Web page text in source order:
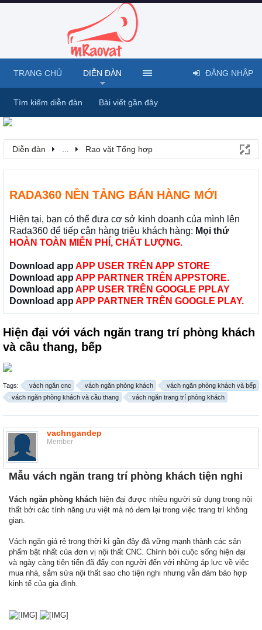
Diễn đàn Rao vặt Tổng hợp
RADA360 NỀN TẢNG BÁN HÀNG MỚI
Hiện tại, bạn có thể đưa cơ sở kinh doanh của mình lên
Rada360 để tiếp cận hàng triệu khách hàng: Mọi thứ
HOÀN TOÀN MIỄN PHÍ, CHẤT LƯỢNG.
Download app APP USER TRÊN APP STORE
Download app APP PARTNER TRÊN APPSTORE.
Download app APP USER TRÊN GOOGLE PPLAY
Download app APP PARTNER TRÊN GOOGLE PLAY.
Hiện đại với vách ngăn trang trí phòng khách
và cầu thang, bếp
Tags: vách ngăn cnc vách ngăn phòng khách
vách ngăn phòng khách và bếp
vách ngăn phòng khách và cầu thang
vách ngăn trang trí phòng khách
vachngandep
Member
Mẫu vách ngăn trang trí phòng khách tiện nghi
Vách ngăn phòng khách hiện đại được nhiều người sử dụng trong nội
thất bởi các tính năng ưu việt mà nó đem lại trong việc trang trí không
gian.
Vách ngăn giá rẻ trong thời kì gần đây đã vững mạnh thành các sản
phẩm bật nhất của đơn vị nội thất CNC. Chính bởi cuộc sống hiện đại
và ngày càng tiên tiến đã đẩy con người đến với những áp lực về việc
mua nhà, sắm sửa nội thất sao cho tiện nghi nhưng vẫn đảm bảo hợp
kinh tế của gia đình.
TRANG CHỦ DIỄN ĐÀN
Tìm kiếm diễn đàn Bài viết gần đây
ĐĂNG NHẬP